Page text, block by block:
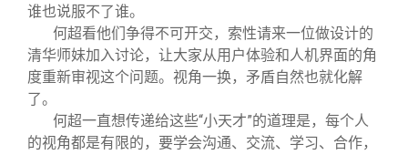
谁也说服不了谁。
何超看他们争得不可开交，索性请来一位做设计的
清华师妹加入讨论，让大家从用户体验和人机界面的角
度重新审视这个问题。视角一换，矛盾自然也就化解
了。
何超一直想传递给这些“小天才”的道理是，每个人
的视角都是有限的，要学会沟通、交流、学习、合作，